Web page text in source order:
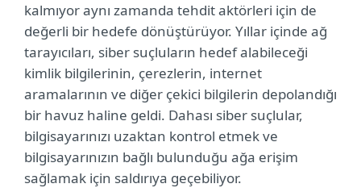
kalmıyor aynı zamanda tehdit aktörleri için de
değerli bir hedefe dönüştürüyor. Yıllar içinde ağ
tarayıcıları, siber suçluların hedef alabileceği
kimlik bilgilerinin, çerezlerin, internet
aramalarının ve diğer çekici bilgilerin depolandığı
bir havuz haline geldi. Dahası siber suçlular,
bilgisayarınızı uzaktan kontrol etmek ve
bilgisayarınızın bağlı bulunduğu ağa erişim
sağlamak için saldırıya geçebiliyor.